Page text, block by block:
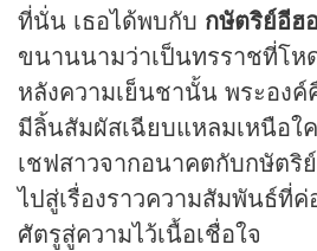
ที่นั่น เธอได้พบกับ กษัตริย์อีฮ
ขนานนามว่าเป็นทรราชที่โห
หลังความเย็นชานั้น พระองค์
มีลิ้นสัมผัสเฉียบแหลมเหนือใ
เชฟสาวจากอนาคตกับกษัตริ
ไปสู่เรื่องราวความสัมพันธ์ที่
ศัตรูสู่ความไว้เนื้อเชื่อใจ